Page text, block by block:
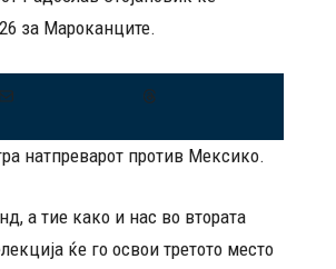
за Мароканците.
Mail Threads
натпреварот против Мексико.
а тие како и нас во втората
ќе го освои третото место